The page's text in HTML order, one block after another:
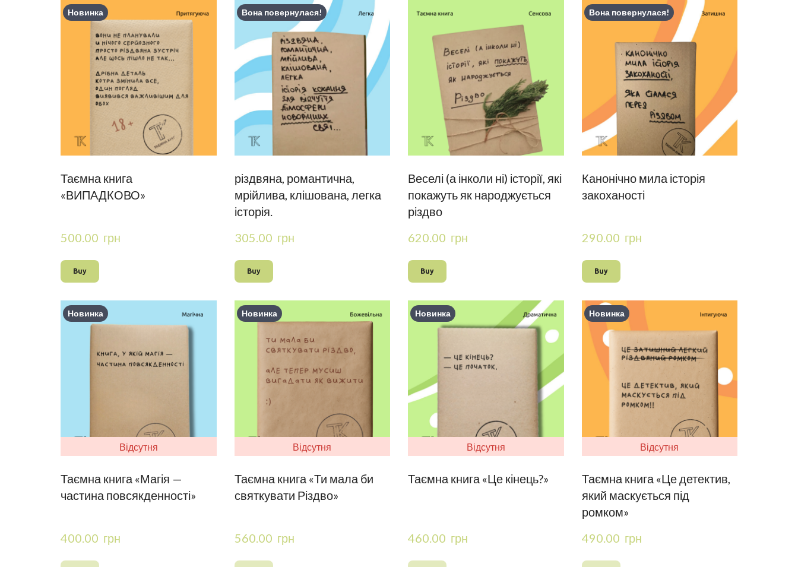
Новинка
Таємна книга
«ВИПАДКОВО»
500.00  грн
Buy
Вона повернулася!
різдвяна, романтична,
мрійлива, клішована, легка
історія.
305.00  грн
Buy
Веселі (а інколи ні) історії, які
покажуть як народжується
різдво
620.00  грн
Buy
Вона повернулася!
Канонічно мила історія
закоханості
290.00  грн
Buy
Новинка
Відсутня
Таємна книга «Магія —
частина повсякденності»
400.00  грн
Новинка
Відсутня
Таємна книга «Ти мала би
святкувати Різдво»
560.00  грн
Новинка
Відсутня
Таємна книга «Це кінець?»
460.00  грн
Новинка
Відсутня
Таємна книга «Це детектив,
який маскується під
ромком»
490.00  грн